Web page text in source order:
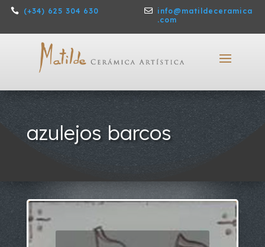
 (+34) 625 304 630 
info@matildeceramica
.com
azulejos barcos